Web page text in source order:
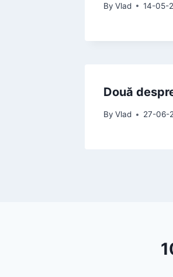
By Vlad 14-05-
Două
By Vlad 27-06-